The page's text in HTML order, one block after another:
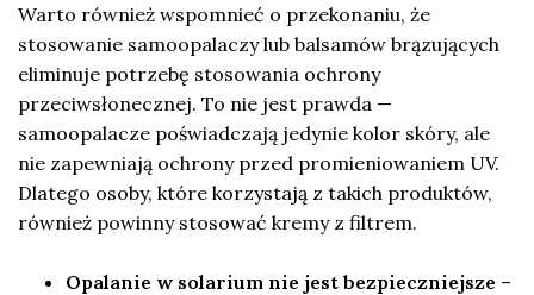
Warto również wspomnieć o przekonaniu, że
stosowanie samoopalaczy lub balsamów brązujących
eliminuje potrzebę stosowania ochrony
przeciwsłonecznej. To nie jest prawda —
samoopalacze poświadczają jedynie kolor skóry, ale
nie zapewniają ochrony przed promieniowaniem UV.
Dlatego osoby, które korzystają z takich produktów,
również powinny stosować kremy z filtrem.
Opalanie w solarium nie jest bezpieczniejsze –